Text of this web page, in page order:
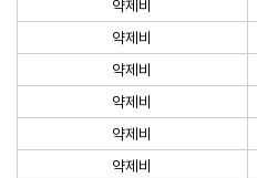
약제비
약제비
약제비
약제비
약제비
약제비